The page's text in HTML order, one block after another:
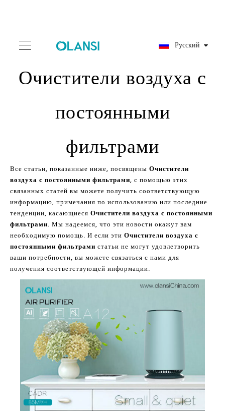
Pусский
Очистители воздуха с
постоянными
фильтрами
Все статьи, показанные ниже, посвящены Очистители
воздуха с постоянными фильтрами, с помощью этих
связанных статей вы можете получить соответствующую
информацию, примечания по использованию или последние
тенденции, касающиеся Очистители воздуха с постоянными
фильтрами. Мы надеемся, что эти новости окажут вам
необходимую помощь. И если эти Очистители воздуха с
постоянными фильтрами статьи не могут удовлетворить
ваши потребности, вы можете связаться с нами для
получения соответствующей информации.